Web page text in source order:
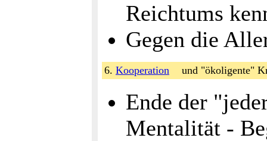
Reichtums
Gegen die
6. Kooperation und "ökoligente"
Ende der
Mentalität -